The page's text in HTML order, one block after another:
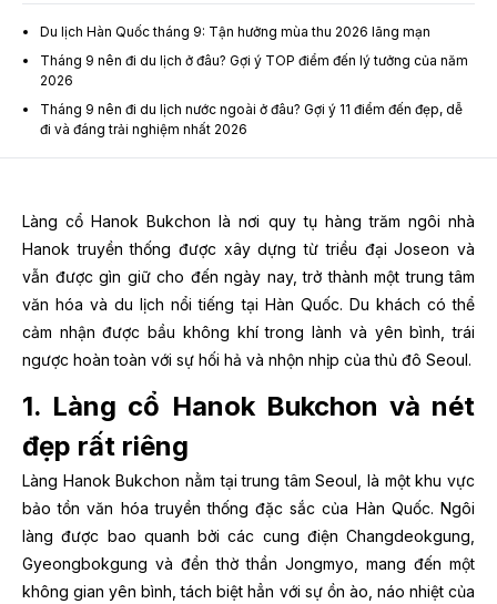
Du lịch Hàn Quốc tháng 9: Tận hưởng mùa thu 2026 lãng mạn
Tháng 9 nên đi du lịch ở đâu? Gợi ý TOP điểm đến lý tưởng của năm
2026
Tháng 9 nên đi du lịch nước ngoài ở đâu? Gợi ý 11 điểm đến đẹp, dễ
đi và đáng trải nghiệm nhất 2026
Làng cổ Hanok Bukchon là nơi quy tụ hàng trăm ngôi nhà
Hanok truyền thống được xây dựng từ triều đại Joseon và
vẫn được gìn giữ cho đến ngày nay, trở thành một trung tâm
văn hóa và du lịch nổi tiếng tại Hàn Quốc. Du khách có thể
cảm nhận được bầu không khí trong lành và yên bình, trái
ngược hoàn toàn với sự hối hả và nhộn nhịp của thủ đô Seoul.
1. Làng cổ Hanok Bukchon và nét
đẹp rất riêng
Làng Hanok Bukchon nằm tại trung tâm Seoul, là một khu vực
bảo tồn văn hóa truyền thống đặc sắc của Hàn Quốc. Ngôi
làng được bao quanh bởi các cung điện Changdeokgung,
Gyeongbokgung và đền thờ thần Jongmyo, mang đến một
không gian yên bình, tách biệt hẳn với sự ồn ào, náo nhiệt của